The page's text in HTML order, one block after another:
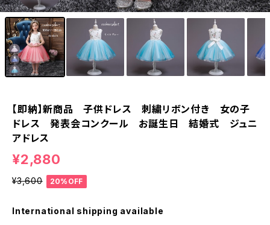
【即納】新商品 子供ドレス 刺繍リボン付き 女の子
ドレス 発表会コンクール お誕生日 結婚式 ジュニ
アドレス
¥2,880
¥3,600 20%OFF
International shipping available